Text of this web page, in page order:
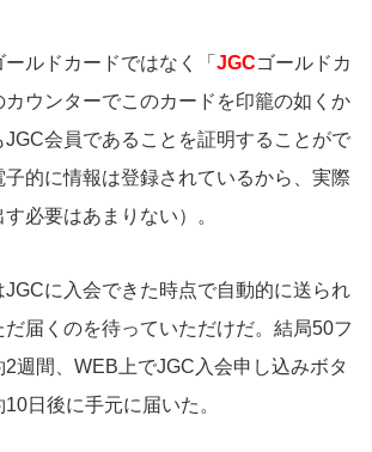
ルドカードではなく「 JGCゴールドカ
カウンターでこのカードを印籠の如くか
JGC会員であることを証明することがで
子的に情報は登録されているから、実際
必要はあまりない）。
に入会できた時点で自動的に送られ
届くのを待っていただけだ。結局50フ
週間、WEB上でJGC入会申し込みボタ
日後に手元に届いた。